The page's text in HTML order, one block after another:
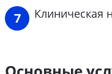
Клиническая